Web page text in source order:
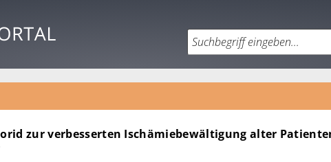
zur verbesserten Ischämiebewältigung alter